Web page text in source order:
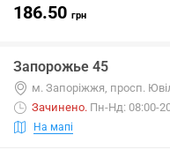
186.50 грн
Запорожье 45
м. Запоріжжя, просп.
Зачинено. Пн-Нд: 08:00-
На мапі